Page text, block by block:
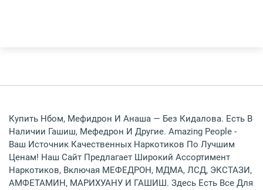
Купить Нбом, Мефидрон И Анаша — Без Кидалова. Есть В
Наличии Гашиш, Мефедрон И Другие. Amazing People -
Ваш Источник Качественных Наркотиков По Лучшим
Ценам! Наш Сайт Предлагает Широкий Ассортимент
Наркотиков, Включая МЕФЕДРОН, МДМА, ЛСД, ЭКСТАЗИ,
АМФЕТАМИН, МАРИХУАНУ И ГАШИШ. Здесь Есть Все Для